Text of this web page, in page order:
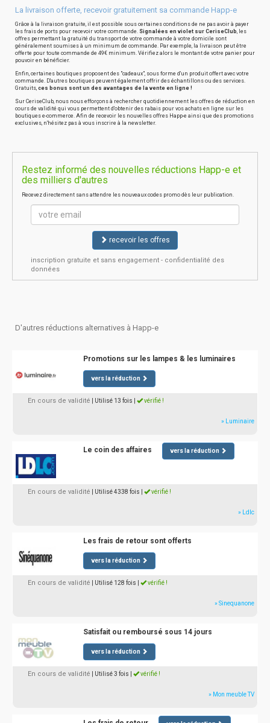
La livraison offerte, recevoir gratuitement sa commande Happ-e
Grâce à la livraison gratuite, il est possible sous certaines conditions de ne pas avoir à payer
les frais de ports pour recevoir votre commande. Signalées en violet sur CeriseClub, les
offres permettant la gratuité du transport de votre commande à votre domicile sont
généralement soumises à un minimum de commande. Par exemple, la livraison peut être
offerte pour toute commande de 49€ minimum. Vérifiez alors le montant de votre panier pour
pouvoir en bénéficier.
Enfin, certaines boutiques proposent des "cadeaux", sous forme d'un produit offert avec votre
commande. D'autres boutiques peuvent également offrir des échantillons ou des services.
Gratuits, ces bonus sont un des avantages de la vente en ligne !
Sur CeriseClub, nous nous efforçons à rechercher quotidiennement les offres de réduction en
cours de validité qui vous permettent d'obtenir des rabais pour vos achats en ligne sur les
boutiques e-commerce. Afin de recevoir les nouvelles offres Happ-e ainsi que des promotions
exclusives, n'hésitez pas à vous inscrire à la newsletter.
Restez informé des nouvelles réductions Happ-e et
des milliers d'autres
Recevez directement sans attendre les nouveaux codes promo dès leur publication.
recevoir les offres
inscription gratuite et sans engagement - confidentialité des
données
D'autres réductions alternatives à Happ-e
Promotions sur les lampes & les luminaires
vers la réduction
En cours de validité | Utilisé 13 fois vérifié !
» Luminaire
Le coin des affaires vers la réduction
En cours de validité | Utilisé 4338 fois vérifié !
» Ldlc
Les frais de retour sont offerts
vers la réduction
En cours de validité | Utilisé 128 fois vérifié !
» Sinequanone
Satisfait ou remboursé sous 14 jours
vers la réduction
En cours de validité | Utilisé 3 fois vérifié !
» Mon meuble TV